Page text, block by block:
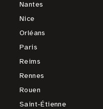
Nantes
Nice
Orléans
Paris
Reims
Rennes
Rouen
Saint-Étienne